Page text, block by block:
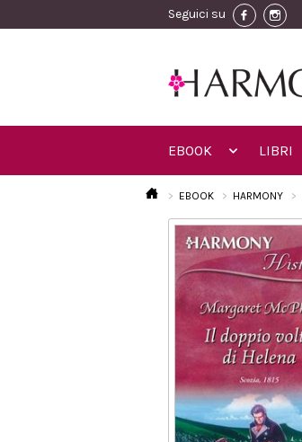
Seguici su
EBOOK LIBRI
EBOOK HARMONY